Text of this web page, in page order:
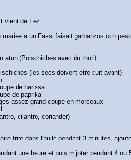
vient de Fez.
mariee a un Fassi faisait garbanzos con
atun (Poischiches avec du thon)
(les secs doivent etre cuit avant)
de harissa
de paprika
assez grand coupe en morceaux
cilantro, coriander)
frire dans l'huile pendant 3 minutes,
une heure et puis mijoter pendant 4 ou